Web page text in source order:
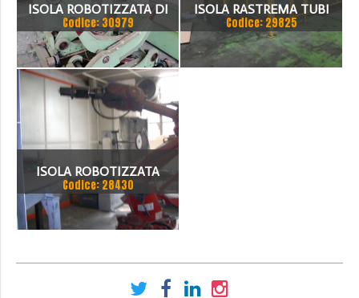
ISOLA ROBOTIZZATA DI
SALDATURA PER SERBATOI
2000 X 3500
LONGITUDINALE
Codice: 30979
ISOLA RASTREMA TUBI
Codice: 29825
ISOLA ROBOTIZZATA
Codice: 28430